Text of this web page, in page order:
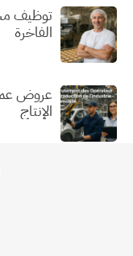
توظيف
الفاخرة
عروض
الإنتاج